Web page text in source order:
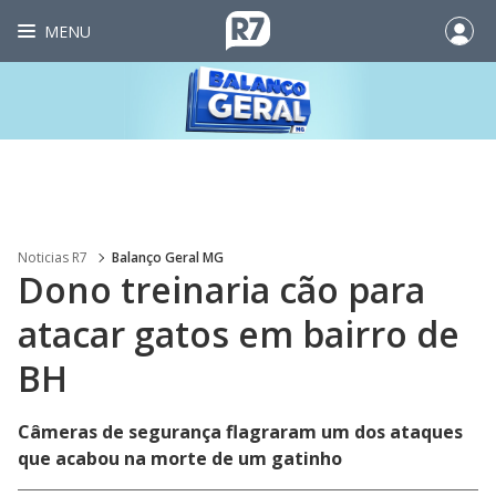
MENU
Noticias R7 Balanço Geral MG
Dono treinaria cão para
atacar gatos em bairro de
BH
Câmeras de segurança flagraram um dos ataques
que acabou na morte de um gatinho